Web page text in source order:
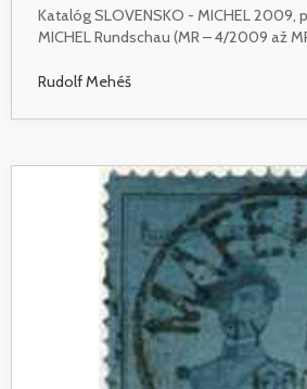
Katalóg SLOVENSKO - MICHEL 2009,
MICHEL Rundschau (MR – 4/2009 až
Rudolf Mehéš